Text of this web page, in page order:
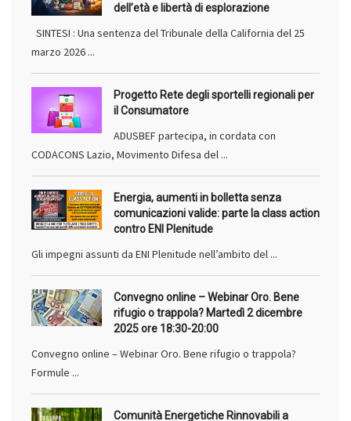
dell’età e libertà di esplorazione
SINTESI : Una sentenza del Tribunale della California del 25
marzo 2026 ...
Progetto Rete degli sportelli regionali per
il Consumatore
ADUSBEF partecipa, in cordata con
CODACONS Lazio, Movimento Difesa del ...
Energia, aumenti in bolletta senza
comunicazioni valide: parte la class action
contro ENI Plenitude
Gli impegni assunti da ENI Plenitude nell’ambito del ...
Convegno online – Webinar Oro. Bene
rifugio o trappola? Martedì 2 dicembre
2025 ore 18:30-20:00
Convegno online – Webinar Oro. Bene rifugio o trappola?
Formule ...
Comunità Energetiche Rinnovabili a